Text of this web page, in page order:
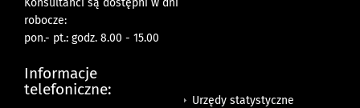
Konsultanci są dostępni w dni
robocze:
pon.- pt.: godz. 8.00 - 15.00
Informacje
telefoniczne:
Urzędy statystyczne